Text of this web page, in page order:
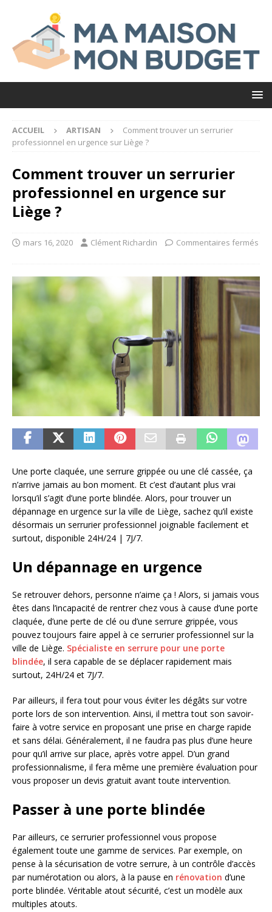
ACCUEIL ARTISAN
Comment trouver un serrurier
professionnel en urgence sur Liège ?
Comment trouver un serrurier
professionnel en urgence sur
Liège ?
mars 16, 2020 Clément Richardin Commentaires fermés
Une porte claquée, une serrure grippée ou une clé cassée, ça
n’arrive jamais au bon moment. Et c’est d’autant plus vrai
lorsqu’il s’agit d’une porte blindée. Alors, pour trouver un
dépannage en urgence sur la ville de Liège, sachez qu’il existe
désormais un serrurier professionnel joignable facilement et
surtout, disponible 24H/24 | 7J/7.
Un dépannage en urgence
Se retrouver dehors, personne n’aime ça ! Alors, si jamais vous
êtes dans l’incapacité de rentrer chez vous à cause d’une porte
claquée, d’une perte de clé ou d’une serrure grippée, vous
pouvez toujours faire appel à ce serrurier professionnel sur la
ville de Liège. Spécialiste en serrure pour une porte
blindée, il sera capable de se déplacer rapidement mais
surtout, 24H/24 et 7J/7.
Par ailleurs, il fera tout pour vous éviter les dégâts sur votre
porte lors de son intervention. Ainsi, il mettra tout son savoir-
faire à votre service en proposant une prise en charge rapide
et sans délai. Généralement, il ne faudra pas plus d’une heure
pour qu’il arrive sur place, après votre appel. D’un grand
professionnalisme, il fera même une première évaluation pour
vous proposer un devis gratuit avant toute intervention.
Passer à une porte blindée
Par ailleurs, ce serrurier professionnel vous propose
également toute une gamme de services. Par exemple, on
pense à la sécurisation de votre serrure, à un contrôle d’accès
par numérotation ou alors, à la pause en rénovation d’une
porte blindée. Véritable atout sécurité, c’est un modèle aux
multiples atouts.